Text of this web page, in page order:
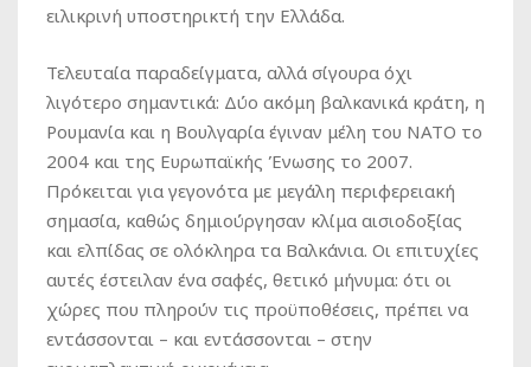
ειλικρινή υποστηρικτή την Ελλάδα.
Τελευταία παραδείγματα, αλλά σίγουρα όχι
λιγότερο σημαντικά: Δύο ακόμη βαλκανικά κράτη, η
Ρουμανία και η Βουλγαρία έγιναν μέλη του ΝΑΤΟ το
2004 και της Ευρωπαϊκής Ένωσης το 2007.
Πρόκειται για γεγονότα με μεγάλη περιφερειακή
σημασία, καθώς δημιούργησαν κλίμα αισιοδοξίας
και ελπίδας σε ολόκληρα τα Βαλκάνια. Οι επιτυχίες
αυτές έστειλαν ένα σαφές, θετικό μήνυμα: ότι οι
χώρες που πληρούν τις προϋποθέσεις, πρέπει να
εντάσσονται – και εντάσσονται – στην